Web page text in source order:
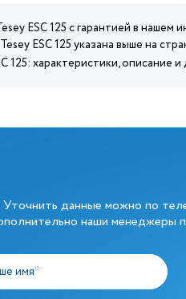
ESC 125 с гарантией в нашем
ESC 125 указана выше на
125: характеристики, описание
Уточнить данные можно по
наши менеджеры
имя*